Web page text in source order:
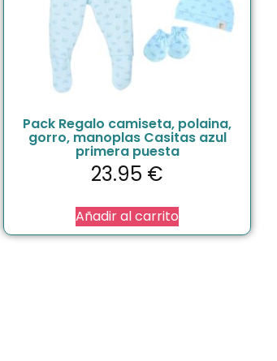
Pack Regalo camiseta, polaina,
gorro, manoplas Casitas azul
primera puesta
23.95 €
Añadir al carrito